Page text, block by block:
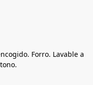
Forro. Lavable a